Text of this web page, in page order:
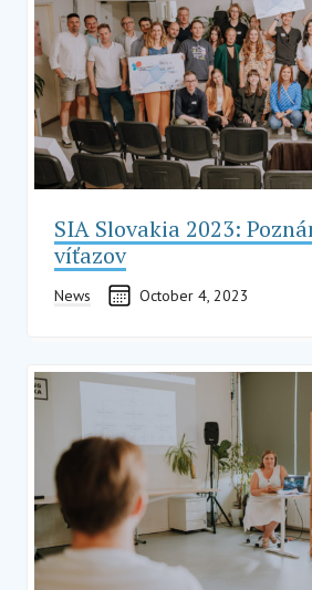
SIA Slovakia 2023:
víťazov
News October 4, 2023